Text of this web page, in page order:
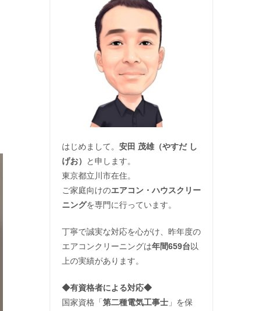
はじめまして。 安田 茂雄（やすだ し
げお）
と申します。
東京都立川市在住。
ご家庭向けのエアコン・ハウスクリー
ニングを専門に行っています。
丁寧で誠実な対応を心がけ、昨年度の
エアコンクリーニングは年間659台以
上の実績があります。
◆有資格者による対応◆
国家資格「第二種電気工事士 」を保